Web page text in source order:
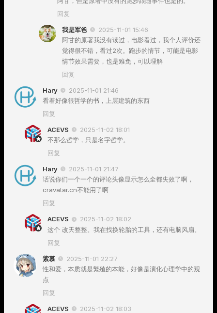
回复
我是军爸
2025-11-01 15:46
阿甘的原著我没有读过，电影看过，我个人评价还
觉得很不错，看过2次。跑步的情节，可能是电影
情节效果需要，也是难免，可以理解
回复
Hary
2025-11-01 21:46
看着好像很哲学的书，上层建筑的东西
回复
ACEVS
2025-11-02 18:01
不那么哲学，只是名字哲学。
回复
Hary
2025-11-01 21:47
话说你们一个一个的评论头像显示怎么全都失效了啊，
cravatar.cn不能用了啊
回复
ACEVS
2025-11-02 18:02
这个 改天整整。我在找换轮胎的工具，还有电脑风扇。
回复
紫慕
2025-11-01 22:27
性和爱，本质就是繁殖的本能，好像是演化心理学中的观
点
回复
ACEVS
2025-11-02 18:03